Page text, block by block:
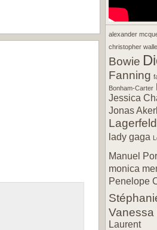
alexander
christopher
Bowie
Fanning
Bonham-Carter
Jessica
Jonas
Lagerfeld
lady gaga
Manuel
monica
Penelope
Vanessa
Laurent